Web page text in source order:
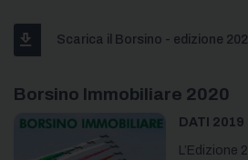
Scarica il Borsino - edizione
Borsino Immobiliare 2020
DATI 2019
L’Edizione